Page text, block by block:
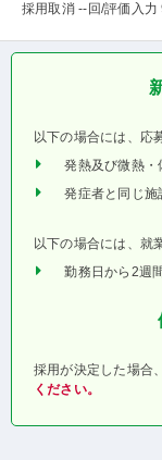
採用取消 --回/評価入力
以下の場合には、応
発熱及び微熱
発症者と同じ
以下の場合には、就
勤務日から2週
採用が決定した場合
ください。